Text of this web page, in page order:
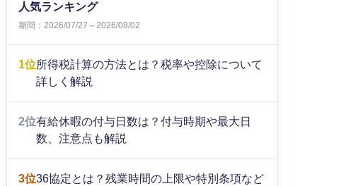
人気ランキング
期間：2026/07/27～2026/08/02
1位所得税計算の方法とは？税率や控除について
詳しく解説
2位有給休暇の付与日数は？付与時期や最大日
数、注意点も解説
3位36協定とは？残業時間の上限や特別条項など